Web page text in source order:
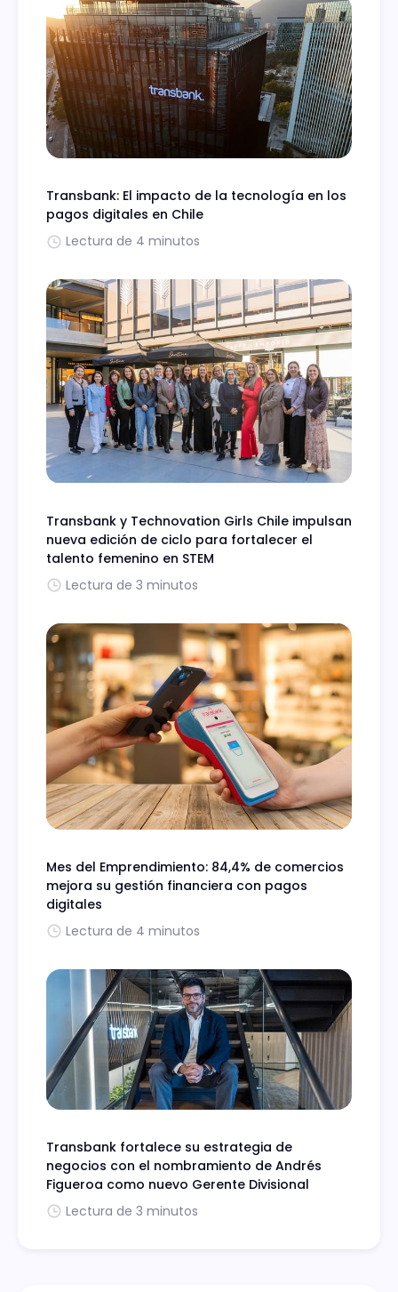
Transbank: El impacto de la tecnología en los
pagos digitales en Chile
Lectura de 4 minutos
Transbank y Technovation Girls Chile impulsan
nueva edición de ciclo para fortalecer el
talento femenino en STEM
Lectura de 3 minutos
Mes del Emprendimiento: 84,4% de comercios
mejora su gestión financiera con pagos
digitales
Lectura de 4 minutos
Transbank fortalece su estrategia de
negocios con el nombramiento de Andrés
Figueroa como nuevo Gerente Divisional
Lectura de 3 minutos